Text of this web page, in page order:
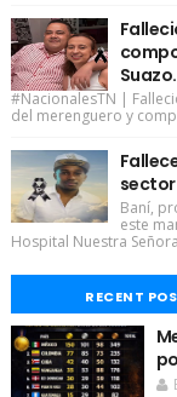
Suazo.
#NacionalesTN |
del merenguero y
sector
Baní,
este
Hospital Nuestra
RECENT